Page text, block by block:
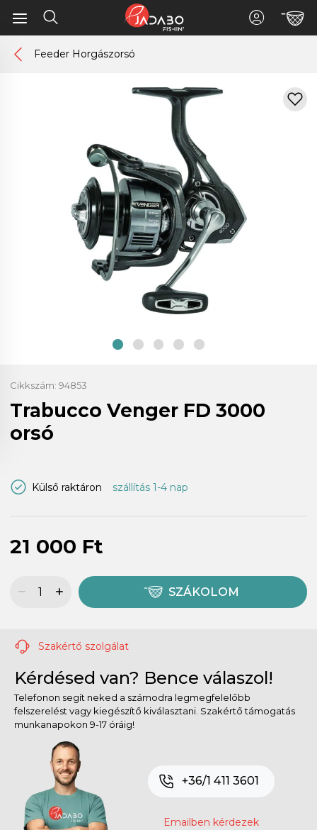
Feeder Horgászorsó
Cikkszám: 94853
Trabucco Venger FD 3000
orsó
Külső raktáron szállítás 1-4 nap
21 000 Ft
SZÁKOLOM
Szakértő szolgálat
Kérdésed van? Bence válaszol!
Telefonon segít neked a számodra legmegfelelőbb
felszerelést vagy kiegészítő kiválasztani. Szakértő támogatás
munkanapokon 9-17 óráig!
+36/1 411 3601
Emailben kérdezek